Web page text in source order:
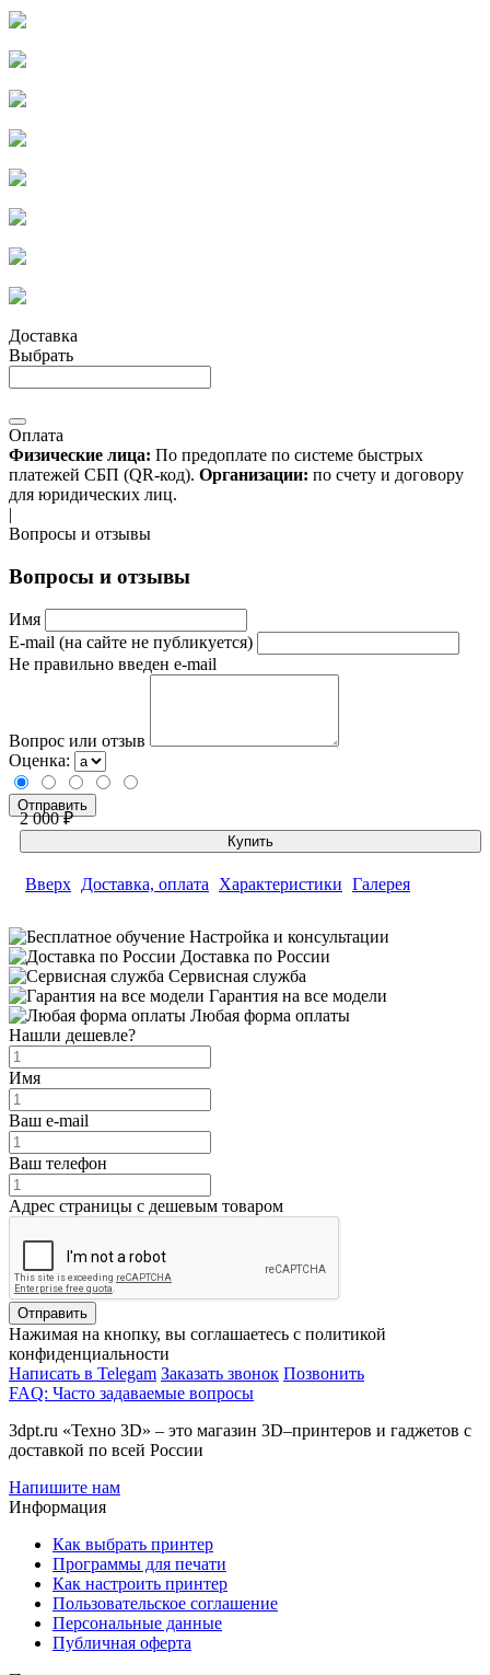
Доставка
Выбрать
Оплата
Физические лица: По предоплате по системе быстрых
платежей СБП (QR-код). Организации: по счету и договору
для юридических лиц.
|
Вопросы и отзывы
Вопросы и отзывы
Имя
E-mail (на сайте не публикуется)
Не правильно введен e-mail
Вопрос или отзыв
Оценка:
2 000 ₽
Купить
Вверх Доставка, оплата Характеристики Галерея
Настройка и консультации
Доставка по России
Сервисная служба
Гарантия на все модели
Любая форма оплаты
Нашли дешевле?
Имя
Ваш e-mail
Ваш телефон
Адрес страницы с дешевым товаром
Отправить
Нажимая на кнопку, вы соглашаетесь с политикой
конфиденциальности
Написать в Telegam Заказать звонок Позвонить
FAQ: Часто задаваемые вопросы
3dpt.ru «Техно 3D» – это магазин 3D–принтеров и гаджетов с
доставкой по всей России
Напишите нам
Информация
Как выбрать принтер
Программы для печати
Как настроить принтер
Пользовательское соглашение
Персональные данные
Публичная оферта